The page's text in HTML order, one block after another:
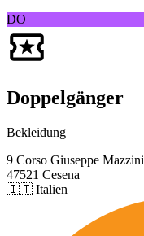
DO
Doppelgänger
Bekleidung
9 Corso Giuseppe Mazzini
47521 Cesena
🇮🇹 Italien